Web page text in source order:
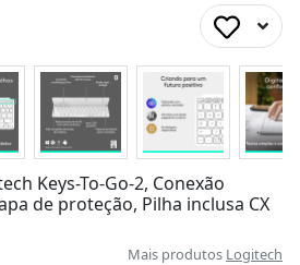
Keys-To-Go-2, Conexão
de proteção, Pilha inclusa CX
Mais produtos Logitech